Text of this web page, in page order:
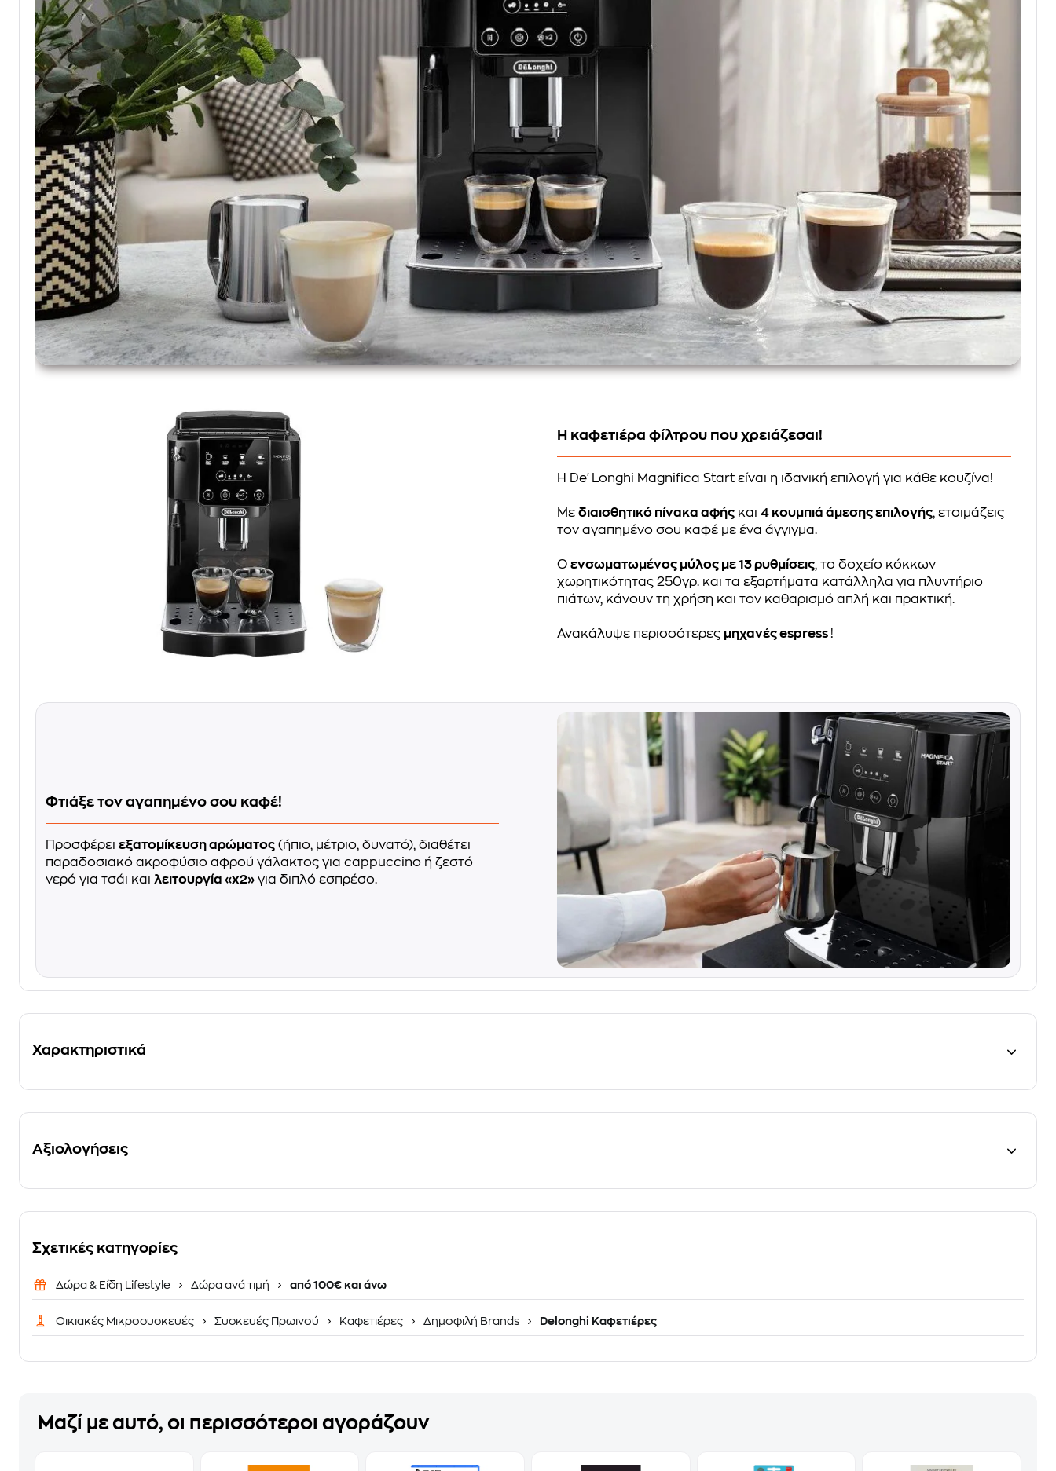
Η καφετιέρα φίλτρου που χρειάζεσαι!
Η De'Longhi Magnifica Start είναι η ιδανική επιλογή για κάθε κουζίνα!
Μεδιαισθητικό πίνακα αφής και4 κουμπιά άμεσης επιλογής, ετοιμάζεις
τον αγαπημένο σου καφέ με ένα άγγιγμα.
Οενσωματωμένος μύλος με 13 ρυθμίσεις, το δοχείο κόκκων
χωρητικότητας 250γρ. και τα εξαρτήματα κατάλληλα για πλυντήριο
πιάτων, κάνουν τη χρήση και τον καθαρισμό απλή και πρακτική.
Ανακάλυψε περισσότερες μηχανές espress !
Φτιάξε τον αγαπημένο σου καφέ!
Προσφέρει εξατομίκευση αρώματος (ήπιο, μέτριο, δυνατό), διαθέτει
παραδοσιακό ακροφύσιο αφρού γάλακτος για cappuccino ή ζεστό
νερό για τσάι και λειτουργία «x2» για διπλό εσπρέσο.
Χαρακτηριστικά
Αξιολογήσεις
Σχετικές κατηγορίες
Δώρα & Είδη Lifestyle Δώρα ανά τιμή από 100€ και άνω
Οικιακές Μικροσυσκευές Συσκευές Πρωινού Καφετιέρες Δημοφιλή Brands Delonghi Καφετιέρες
Μαζί με αυτό, οι περισσότεροι αγοράζουν